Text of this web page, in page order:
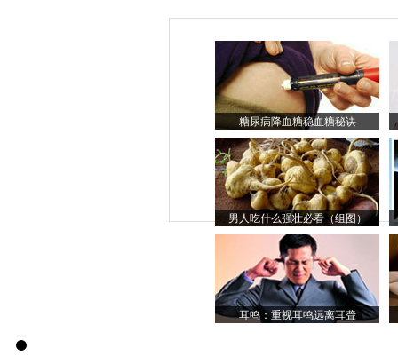
糖尿病降血糖稳血糖秘诀
男人吃什么强壮必看（组图）
耳鸣：重视耳鸣远离耳聋